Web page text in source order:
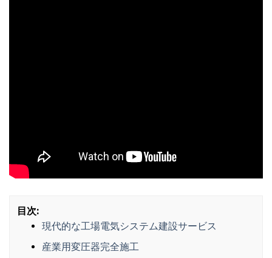
目次:
現代的な工場電気システム建設サービス
産業用変圧器完全施工